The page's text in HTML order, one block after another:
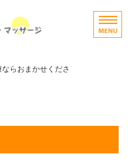
らおまかせくださ